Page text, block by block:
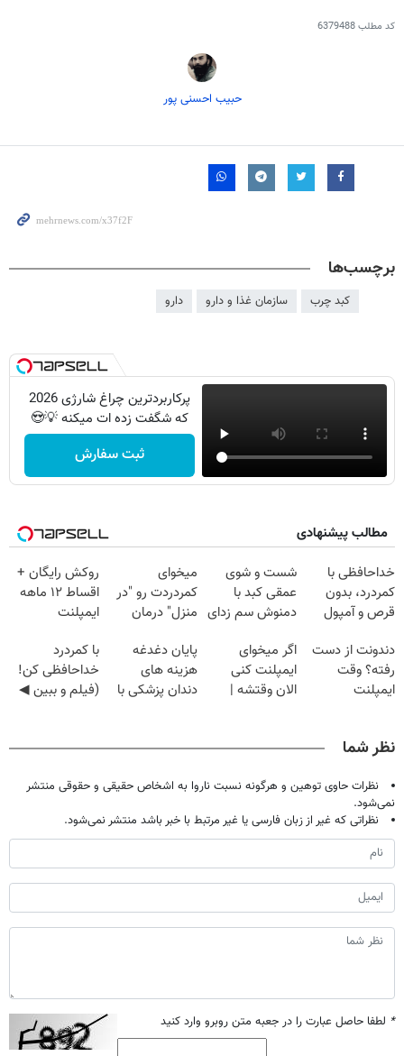
کد مطلب6379488
حبیب احسنی پور
برچسب‌ها
کبد چرب سازمان غذا و دارو دارو
پرکاربردترین چراغ شارژی 2026
که شگفت زده ات میکنه 💡😍
ثبت سفارش
مطالب پیشنهادی
خداحافظی با
کمردرد، بدون
قرص و آمپول
شست و شوی
عمقی کبد با
دمنوش سم زدای
میخوای
کمردردت رو "در
منزل" درمان
◂پرسش‌نامه)
روکش رایگان +
اقساط ۱۲ ماهه
ایمپلنت
دندونت از دست
رفته؟ وقت
ایمپلنت
اگر میخوای
ایمپلنت کنی
الان وقتشه |
پایان دغدغه
هزینه های
دندان پزشکی با
با کمردرد
خداحافظی کن!
(فیلم و ببین ◀
نظر شما
نظرات حاوی توهین و هرگونه نسبت ناروا به اشخاص حقیقی و حقوقی منتشر
نمی‌شود.
نظراتی که غیر از زبان فارسی یا غیر مرتبط با خبر باشد منتشر نمی‌شود.
* لطفا حاصل عبارت را در جعبه متن روبرو وارد کنید